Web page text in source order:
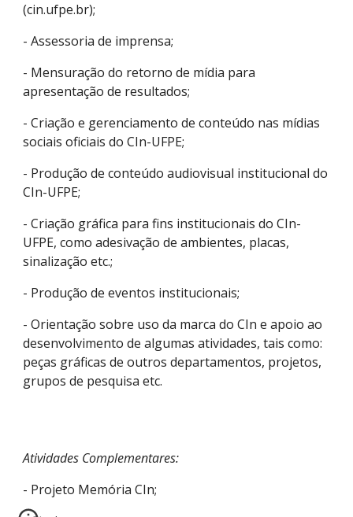
(cin.ufpe.br);
- Assessoria de imprensa;
- Mensuração do retorno de mídia para
apresentação de resultados;
- Criação e gerenciamento de conteúdo nas mídias
sociais oficiais do CIn-UFPE;
- Produção de conteúdo audiovisual institucional do
CIn-UFPE;
- Criação gráfica para fins institucionais do CIn-
UFPE, como adesivação de ambientes, placas,
sinalização etc.;
- Produção de eventos institucionais;
- Orientação sobre uso da marca do CIn e apoio ao
desenvolvimento de algumas atividades, tais como:
peças gráficas de outros departamentos, projetos,
grupos de pesquisa etc.
Atividades Complementares:
- Projeto Memória CIn;